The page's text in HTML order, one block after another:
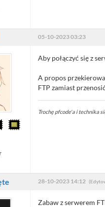
05-10-2023 03:23
Aby połączyć się z
A propos
FTP zamiast
Trochę pfcode'a i technika
28-10-2023 14:12
Zabaw z serwerem